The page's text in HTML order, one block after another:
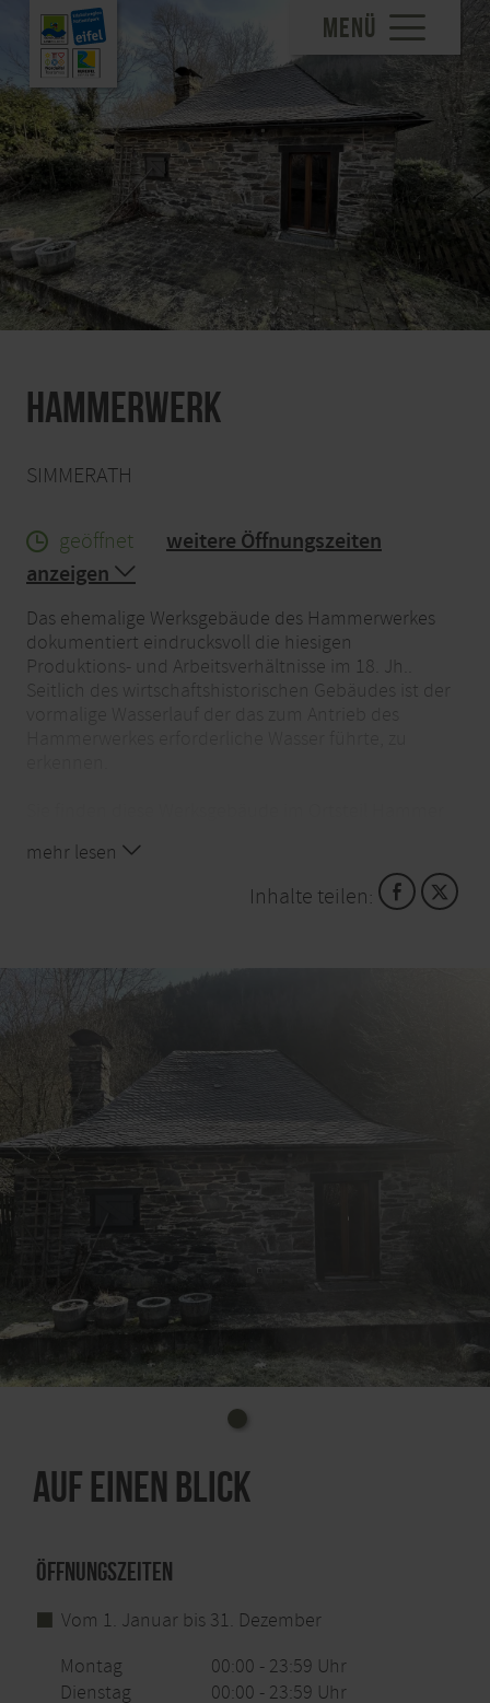
MENÜ
Hammerwerk
SIMMERATH
geöffnet
weitere Öffnungszeiten
anzeigen
Das ehemalige Werksgebäude des Hammerwerkes
dokumentiert eindrucksvoll die hiesigen
Produktions- und Arbeitsverhältnisse im 18. Jh..
Seitlich des wirtschaftshistorischen Gebäudes ist der
Die Besichtigung ist nur von aussen möglich
mehr lesen
Inhalte teilen:
Auf einen Blick
Öffnungszeiten
Vom 1. Januar bis 31. Dezember
Montag
00:00 - 23:59 Uhr
Dienstag
00:00 - 23:59 Uhr